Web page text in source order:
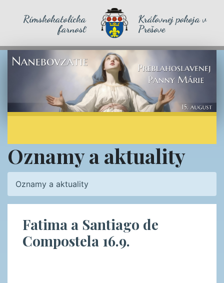
Rímskokatolícka
farnosť
Kráľovnej pokoja v
Prešove
Oznamy a aktuality
Oznamy a aktuality
Fatima a Santiago de
Compostela 16.9.